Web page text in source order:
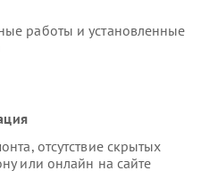
работы и установленные
отсутствие скрытых
или онлайн на сайте